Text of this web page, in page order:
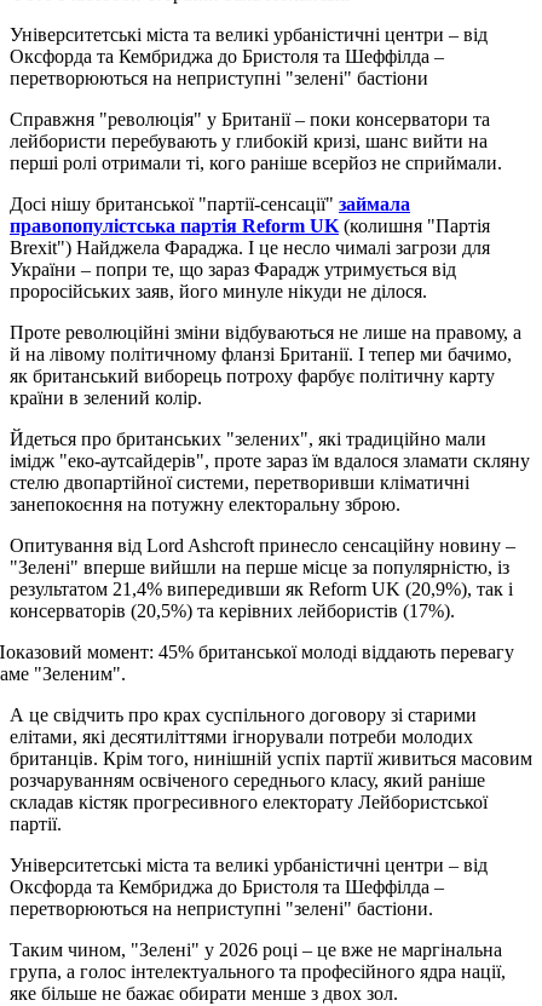
Університетські міста та великі урбаністичні центри – від
Оксфорда та Кембриджа до Бристоля та Шеффілда –
перетворюються на неприступні "зелені" бастіони
Справжня "революція" у Британії – поки консерватори та
лейбористи перебувають у глибокій кризі, шанс вийти на
перші ролі отримали ті, кого раніше всерйоз не сприймали.
Досі нішу британської "партії-сенсації" займала
правопопулістська партія Reform UK (колишня "Партія
Brexit") Найджела Фараджа. І це несло чималі загрози для
України – попри те, що зараз Фарадж утримується від
проросійських заяв, його минуле нікуди не ділося.
Проте революційні зміни відбуваються не лише на правому, а
й на лівому політичному фланзі Британії. І тепер ми бачимо,
як британський виборець потроху фарбує політичну карту
країни в зелений колір.
Йдеться про британських "зелених", які традиційно мали
імідж "еко-аутсайдерів", проте зараз їм вдалося зламати скляну
стелю двопартійної системи, перетворивши кліматичні
занепокоєння на потужну електоральну зброю.
Опитування від Lord Ashcroft принесло сенсаційну новину –
"Зелені" вперше вийшли на перше місце за популярністю, із
результатом 21,4% випередивши як Reform UK (20,9%), так і
консерваторів (20,5%) та керівних лейбористів (17%).
момент: 45% британської молоді віддають перевагу
"Зеленим".
А це свідчить про крах суспільного договору зі старими
елітами, які десятиліттями ігнорували потреби молодих
британців. Крім того, нинішній успіх партії живиться масовим
розчаруванням освіченого середнього класу, який раніше
складав кістяк прогресивного електорату Лейбористської
партії.
Університетські міста та великі урбаністичні центри – від
Оксфорда та Кембриджа до Бристоля та Шеффілда –
перетворюються на неприступні "зелені" бастіони.
Таким чином, "Зелені" у 2026 році – це вже не маргінальна
група, а голос інтелектуального та професійного ядра нації,
яке більше не бажає обирати менше з двох зол.